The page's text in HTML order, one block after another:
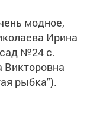
модное,
Ирина
№24 с.
Викторовна
рыбка").